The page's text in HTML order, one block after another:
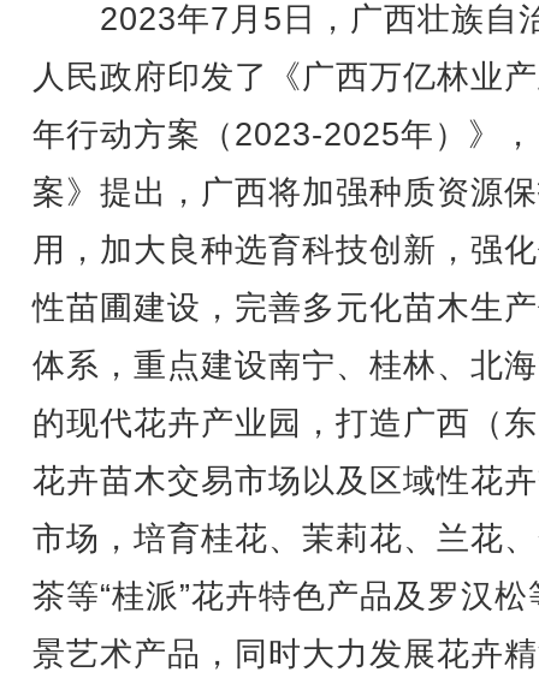
2023年7月5日，广西壮族自
人民政府印发了《广西万亿林业
年行动方案（2023-2025年）》
案》提出，广西将加强种质资源
用，加大良种选育科技创新，强
性苗圃建设，完善多元化苗木生
体系，重点建设南宁、桂林、北
的现代花卉产业园，打造广西（
花卉苗木交易市场以及区域性花
市场，培育桂花、茉莉花、兰花
茶等“桂派”花卉特色产品及罗汉松
景艺术产品，同时大力发展花卉